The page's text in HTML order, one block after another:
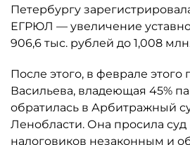
Петербургу
ЕГРЮЛ — увеличение
906,6 тыс. рублей до 1,008
После этого, в феврале этого
Васильева, владеющая 45%
обратилась в Арбитражный
Ленобласти. Она просила
налоговиков незаконным и